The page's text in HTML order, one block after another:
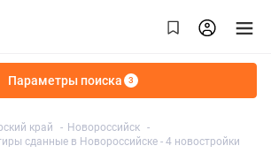
Параметры поиска 3
край
Новороссийск
сданные в Новороссийске - 4 новостройки